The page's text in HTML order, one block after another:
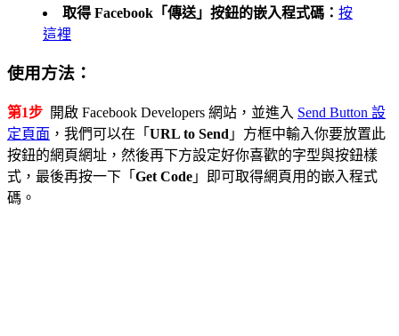
取得 Facebook「傳送」按鈕的嵌入程式碼： 按
這裡
使用方法：
第1步 開啟 Facebook Developers 網站，並進入 Send Button 設
定頁面 ，我們可以在「 URL to Send 」方框中輸入你要放置此
按鈕的網頁網址，然後再下方設定好你喜歡的字型與按鈕樣
式，最後再按一下「 Get Code 」即可取得網頁用的嵌入程式
碼。